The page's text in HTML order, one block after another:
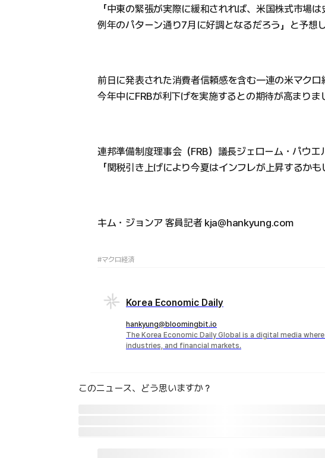
「中東の緊張が実際に緩和されれば、米国株式市場は
例年のパターン通り7月に好調となるだろう」と予想
前日に発表された消費者信頼感を含む一連の米マクロ
今年中にFRBが利下げを実施するとの期待が高まりま
連邦準備制度理事会（FRB）議長ジェローム・パウエ
「関税引き上げにより今夏はインフレが上昇するかも
キム・ジョンア 客員記者 kja@hankyung.com
#マクロ経済
Korea Economic Daily
hankyung@bloomingbit.io
The Korea Economic Daily Global is a digital media
industries, and financial markets.
このニュース、どう思いますか？